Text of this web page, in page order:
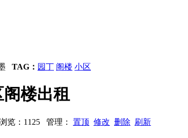
TAG： 园丁 阁楼 小区
阁楼出租
览：1125 管理： 置顶 修改 删除 刷新